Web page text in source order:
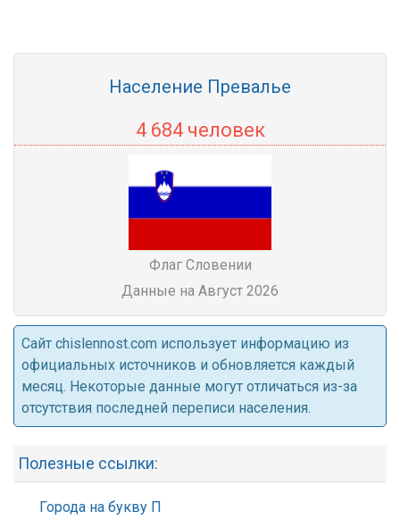
Население Превалье
4 684 человек
Флаг Словении
Данные на Август 2026
Cайт chislennost.com использует информацию из
официальных источников и обновляется каждый
месяц. Некоторые данные могут отличаться из-за
отсутствия последней переписи населения.
Полезные ссылки:
Города на букву П